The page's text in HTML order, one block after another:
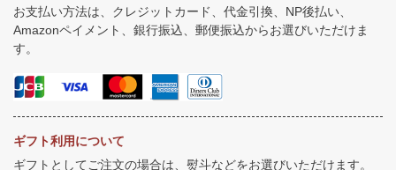
お支払い方法は、クレジットカード、代金引換、NP後払い、
Amazonペイメント、銀行振込、郵便振込からお選びいただけま
す。
ギフト利用について
ギフトとしてご注文の場合は、熨斗などをお選びいただけます。